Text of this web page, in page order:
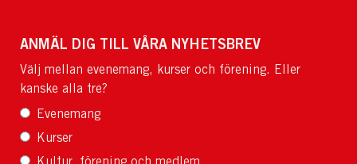
ANMÄL DIG TILL VÅRA NYHETSBREV
Välj mellan evenemang, kurser och förening. Eller
kanske alla tre?
Evenemang
Kurser